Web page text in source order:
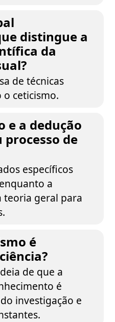
distingue a
da
de técnicas
ceticismo.
e a dedução
de
específicos
a
teoria geral para
é
de que a
é
investigação e